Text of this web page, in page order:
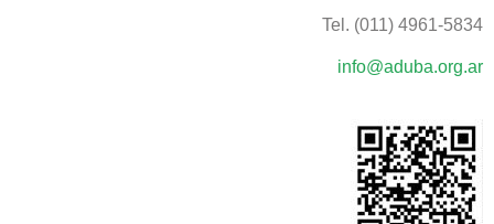
Tel. (011) 4961-5834
info@aduba.org.ar